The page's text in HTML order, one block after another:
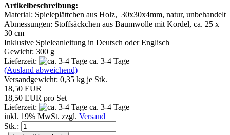
Artikelbeschreibung:
Material: Spieleplättchen aus Holz, 30x30x4mm, natur, unbehandelt
Abmessungen: Stoffsäckchen aus Baumwolle mit Kordel, ca. 25 x
30 cm
Inklusive Spieleanleitung in Deutsch oder Englisch
Gewicht: 300 g
Lieferzeit:
ca. 3-4 Tage
(Ausland abweichend)
Versandgewicht: 0,35 kg je Stk.
18,50 EUR
18,50 EUR pro Set
Lieferzeit:
ca. 3-4 Tage
inkl. 19% MwSt. zzgl. Versand
Stk.: